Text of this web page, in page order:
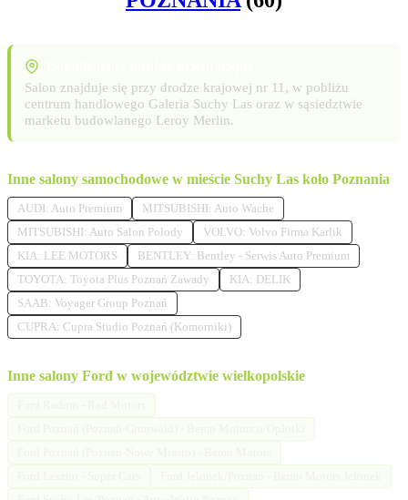
Salon znajduje się przy drodze krajowej nr 11, w pobliżu
centrum handlowego Galeria Suchy Las oraz w sąsiedztwie
marketu budowlanego Leroy Merlin.
Inne salony samochodowe w mieście Suchy Las koło Poznania
AUDI: Auto Premium
MITSUBISHI: Auto Wache
MITSUBISHI: Auto Salon Polody
VOLVO: Volvo Firma Karlik
KIA: LEE MOTORS
BENTLEY: Bentley - Serwis Auto Premium
TOYOTA: Toyota Plus Poznań Zawady
KIA: DELIK
SAAB: Voyager Group Poznań
CUPRA: Cupra Studio Poznań (Komorniki)
Inne salony Ford w województwie wielkopolskie